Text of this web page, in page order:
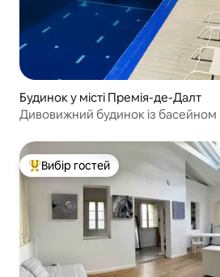
Будинок у місті Премія-де-Далт
Дивовижний будинок із басейном
Топ вибір гостей
Вибір гостей